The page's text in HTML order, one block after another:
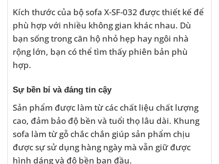
Kích thước của bộ sofa X-SF-032 được thiết kế để
phù hợp với nhiều không gian khác nhau. Dù
bạn sống trong căn hộ nhỏ hẹp hay ngôi nhà
rộng lớn, bạn có thể tìm thấy phiên bản phù
hợp.
Sự bền bỉ và đáng tin cậy
Sản phẩm được làm từ các chất liệu chất lượng
cao, đảm bảo độ bền và tuổi thọ lâu dài. Khung
sofa làm từ gỗ chắc chắn giúp sản phẩm chịu
được sự sử dụng hàng ngày mà vẫn giữ được
hình dáng và độ bền ban đầu.